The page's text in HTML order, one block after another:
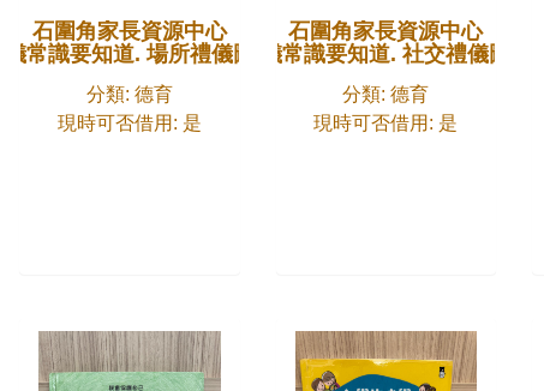
石圍角家長資源中心
常識要知道. 場所禮儀圖典
分類: 德育
現時可否借用: 是
石圍角家長資源中心
禮儀常識要知道. 社交禮儀圖典
分類: 德育
現時可否借用: 是